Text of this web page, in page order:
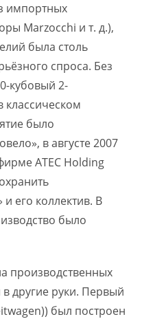
импортных
Marzocchi и т. д.),
была столь
спроса. Без
кубовый 2-
классическом
было
в августе 2007
ATEC Holding
его коллектив. В
было
производственных
другие руки. Первый
был построен